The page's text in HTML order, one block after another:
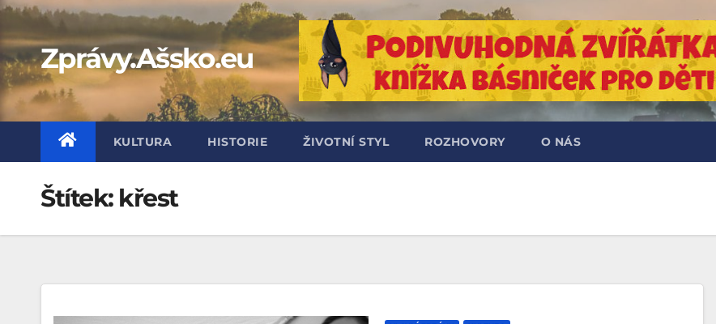
Skip
contentZprávy.Ašsko.eu
KULTURA HISTORIE ŽIVOTNÍ STYL ROZHOVORY O NÁS
Štítek: křest